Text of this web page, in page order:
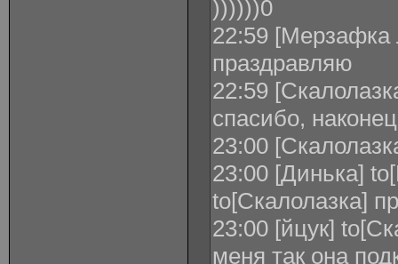
))))))0
22:59 [Мерзафка
праздравляю
22:59
спасибо,
23:00
23:00 [Динька]
to[Скалолазка]
23:00 [йцук]
меня так она